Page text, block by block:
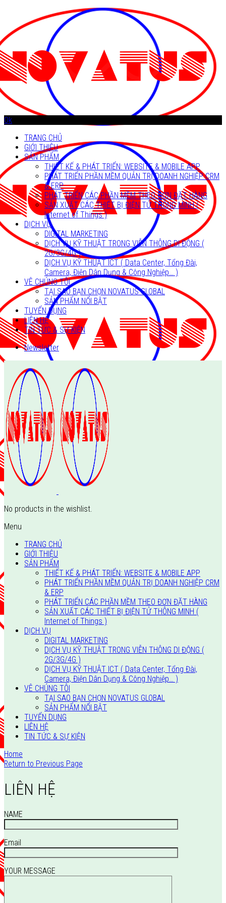
Ok
TRANG CHỦ
GIỚI THIỆU
SẢN PHẨM
THIẾT KẾ & PHÁT TRIỂN: WEBSITE & MOBILE APP
PHÁT TRIỂN PHẦN MỀM QUẢN TRỊ DOANH NGHIỆP CRM
& ERP
PHÁT TRIỂN CÁC PHẦN MỀM THEO ĐƠN ĐẶT HÀNG
SẢN XUẤT CÁC THIẾT BỊ ĐIỆN TỬ THÔNG MINH (
Internet of Things )
DỊCH VỤ
DIGITAL MARKETING
DỊCH VỤ KỸ THUẬT TRONG VIỄN THÔNG DI ĐỘNG (
2G/3G/4G )
DỊCH VỤ KỸ THUẬT ICT ( Data Center, Tổng Đài,
Camera, Điện Dân Dụng & Công Nghiệp… )
VÊ CHÚNG TÔI
TẠI SAO BẠN CHỌN NOVATUS GLOBAL
SẢN PHẨM NỔI BẬT
TUYỂN DỤNG
LIÊN HỆ
TIN TỨC & SỰ KIỆN
Newsletter
No products in the wishlist.
Menu
TRANG CHỦ
GIỚI THIỆU
SẢN PHẨM
THIẾT KẾ & PHÁT TRIỂN: WEBSITE & MOBILE APP
PHÁT TRIỂN PHẦN MỀM QUẢN TRỊ DOANH NGHIỆP CRM
& ERP
PHÁT TRIỂN CÁC PHẦN MỀM THEO ĐƠN ĐẶT HÀNG
SẢN XUẤT CÁC THIẾT BỊ ĐIỆN TỬ THÔNG MINH (
Internet of Things )
DỊCH VỤ
DIGITAL MARKETING
DỊCH VỤ KỸ THUẬT TRONG VIỄN THÔNG DI ĐỘNG (
2G/3G/4G )
DỊCH VỤ KỸ THUẬT ICT ( Data Center, Tổng Đài,
Camera, Điện Dân Dụng & Công Nghiệp… )
VÊ CHÚNG TÔI
TẠI SAO BẠN CHỌN NOVATUS GLOBAL
SẢN PHẨM NỔI BẬT
TUYỂN DỤNG
LIÊN HỆ
TIN TỨC & SỰ KIỆN
Home
Return to Previous Page
LIÊN HỆ
NAME
Email
YOUR MESSAGE